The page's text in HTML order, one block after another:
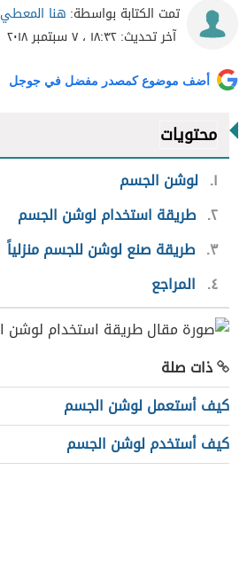
تمت الكتابة بواسطة: هنا المعطي
آخر تحديث:١٨:٣٢ ، ٧ سبتمبر ٢٠١٨
أضف موضوع كمصدر مفضل في جوجل
محتويات
١ لوشن الجسم
٢ طريقة استخدام لوشن الجسم
٣ طريقة صنع لوشن للجسم منزلياً
٤
المراجع
ذات صلة
كيف أستعمل لوشن الجسم
كيف أستخدم لوشن الجسم